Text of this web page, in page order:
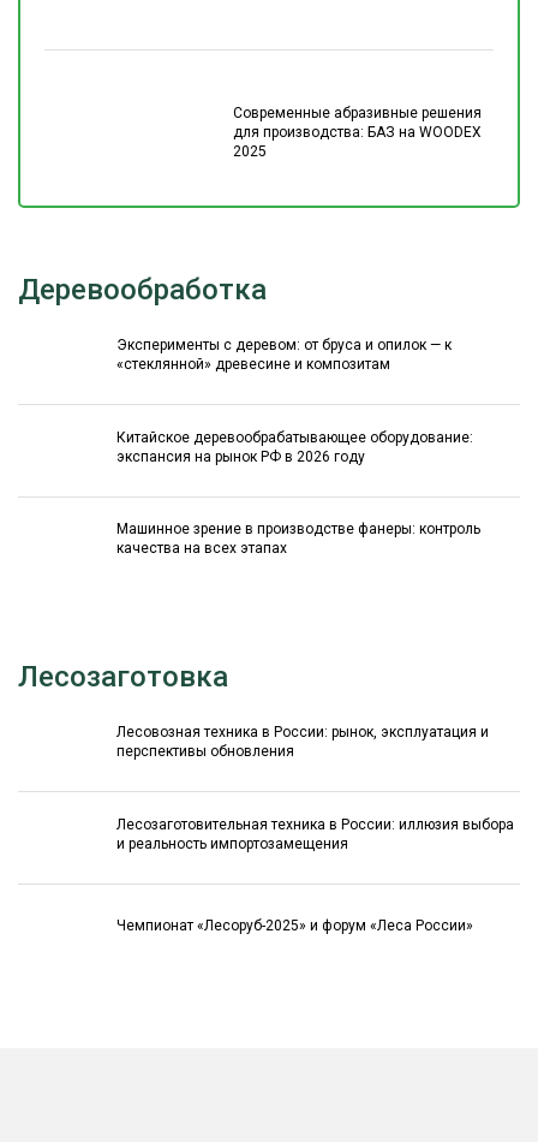
Современные абразивные решения
для производства: БАЗ на WOODEX
2025
Деревообработка
Эксперименты с деревом: от бруса и опилок — к
«стеклянной» древесине и композитам
Китайское деревообрабатывающее оборудование:
экспансия на рынок РФ в 2026 году
Машинное зрение в производстве фанеры: контроль
качества на всех этапах
Лесозаготовка
Лесовозная техника в России: рынок, эксплуатация и
перспективы обновления
Лесозаготовительная техника в России: иллюзия выбора
и реальность импортозамещения
Чемпионат «Лесоруб-2025» и форум «Леса России»